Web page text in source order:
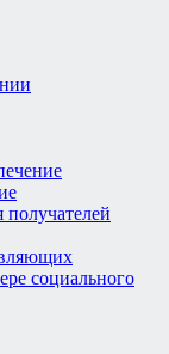
социального